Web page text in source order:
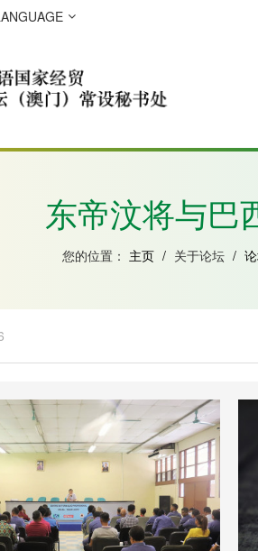
巴西 佛得角
东帝汶将与巴
您的位置： 主页 / 关于论坛 /